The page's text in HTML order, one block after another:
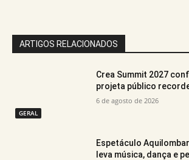
ARTIGOS RELACIONADOS
GERAL
Crea Summit 2027
projeta público
6 de agosto de 2026
Espetáculo
leva música, dança e